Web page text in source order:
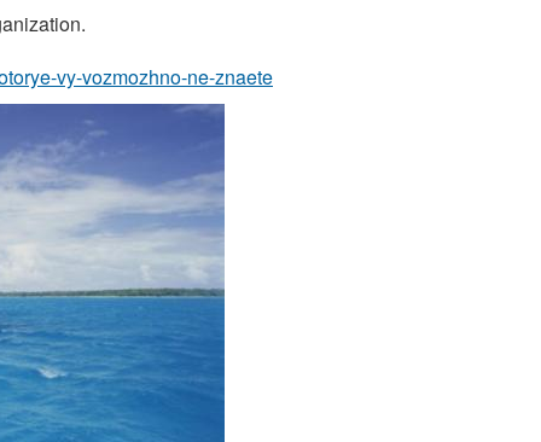
vy-vozmozhno-ne-znaete